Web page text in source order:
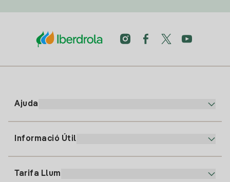
Ajuda
Informació Útil
Tarifa Llum